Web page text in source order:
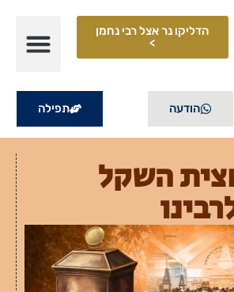
הדליקו נר אצל רבי נחמן
>
הודעה תפילה
השקל